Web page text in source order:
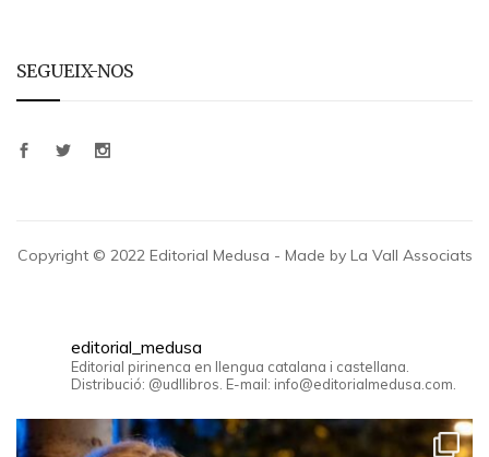
SEGUEIX-NOS
Copyright © 2022 Editorial Medusa - Made by La Vall Associats
editorial_medusa
Editorial pirinenca en llengua catalana i castellana.
Distribució: @udllibros. E-mail: info@editorialmedusa.com.